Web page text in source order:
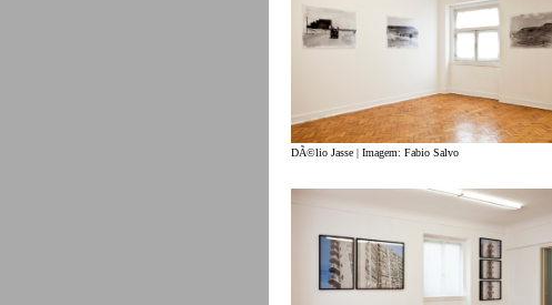
DÃ©lio Jasse | Imagem: Fabio Salvo